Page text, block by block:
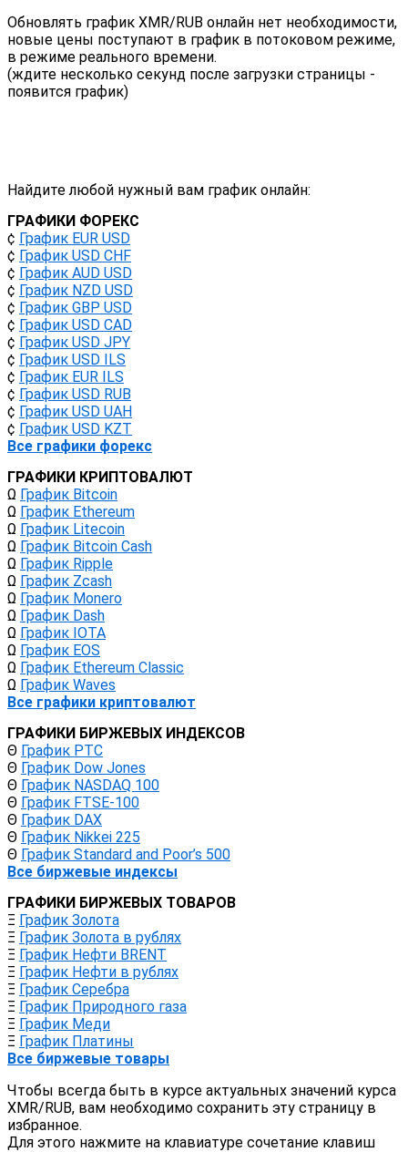
Обновлять график XMR/RUB онлайн нет необходимости,
новые цены поступают в график в потоковом режиме,
в режиме реального времени.
(ждите несколько секунд после загрузки страницы -
появится график)
Найдите любой нужный вам график онлайн:
ГРАФИКИ ФОРЕКС
¢ График EUR USD
¢ График USD CHF
¢ График AUD USD
¢ График NZD USD
¢ График GBP USD
¢ График USD CAD
¢ График USD JPY
¢ График USD ILS
¢ График EUR ILS
¢ График USD RUB
¢ График USD UAH
¢ График USD KZT
Все графики форекс
ГРАФИКИ КРИПТОВАЛЮТ
Ω График Bitcoin
Ω График Ethereum
Ω График Litecoin
Ω График Bitcoin Cash
Ω График Ripple
Ω График Zcash
Ω График Monero
Ω График Dash
Ω График IOTA
Ω График EOS
Ω График Ethereum Classic
Ω График Waves
Все графики криптовалют
ГРАФИКИ БИРЖЕВЫХ ИНДЕКСОВ
Θ График РТС
Θ График Dow Jones
Θ График NASDAQ 100
Θ График FTSE-100
Θ График DAX
Θ График Nikkei 225
Θ График Standard and Poor’s 500
Все биржевые индексы
ГРАФИКИ БИРЖЕВЫХ ТОВАРОВ
Ξ График Золота
Ξ График Золота в рублях
Ξ График Нефти BRENT
Ξ График Нефти в рублях
Ξ График Серебра
Ξ График Природного газа
Ξ График Меди
Ξ График Платины
Все биржевые товары
Чтобы всегда быть в курсе актуальных значений курса
XMR/RUB, вам необходимо сохранить эту страницу в
избранное.
Для этого нажмите на клавиатуре сочетание клавиш